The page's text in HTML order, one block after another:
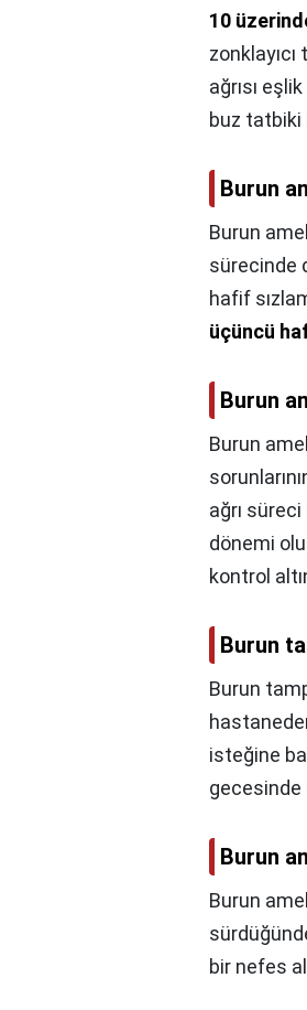
10
ağrısı
buz tatbiki
Burun
Burun
sürecinde
hafif
üçüncü
Burun
Burun
ağrı süreci
dönemi
kontrol
Burun
Burun
isteğine
gecesinde
Burun
Burun
bir nefes